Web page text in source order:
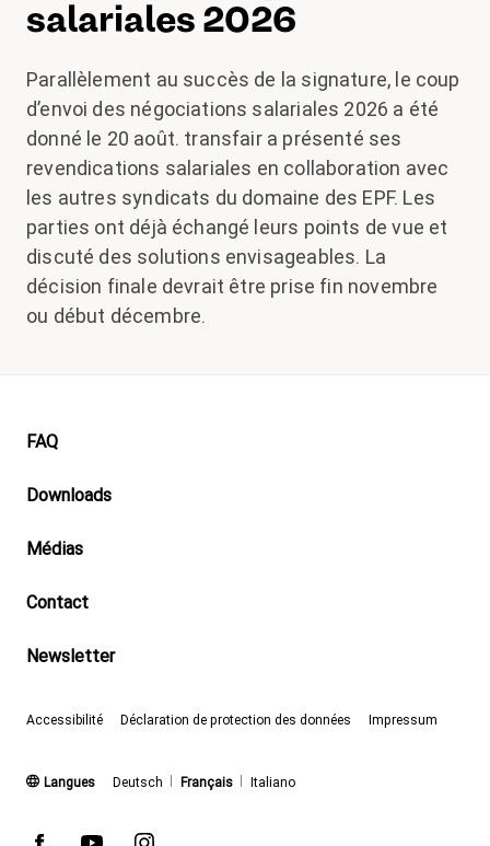
salariales 2026
Parallèlement au succès de la signature, le coup
d’envoi des négociations salariales 2026 a été
donné le 20 août. transfair a présenté ses
revendications salariales en collaboration avec
les autres syndicats du domaine des EPF. Les
parties ont déjà échangé leurs points de vue et
discuté des solutions envisageables. La
décision finale devrait être prise fin novembre
ou début décembre.
Footer
FAQ
Downloads
Médias
Contact
Newsletter
Accessibilité Déclaration de protection des données Impressum
Langues Deutsch Français
(actif)
Italiano